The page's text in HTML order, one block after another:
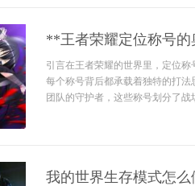
**王者荣耀定位称号
引言在王者荣耀的世界里，定位
每个称号背后都承载着独特的打
团队的守护者，这些称号划分了
我的世界生存模式怎